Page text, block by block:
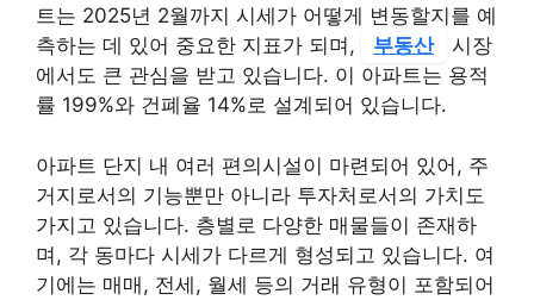
트는 2025년 2월까지 시세가 어떻게 변동할지를 예
측하는 데 있어 중요한 지표가 되며,
부동산
시장
에서도 큰 관심을 받고 있습니다. 이 아파트는 용적
률 199%와 건폐율 14%로 설계되어 있습니다.
아파트 단지 내 여러 편의시설이 마련되어 있어, 주
거지로서의 기능뿐만 아니라 투자처로서의 가치도
가지고 있습니다. 층별로 다양한 매물들이 존재하
며, 각 동마다 시세가 다르게 형성되고 있습니다. 여
기에는 매매, 전세, 월세 등의 거래 유형이 포함되어